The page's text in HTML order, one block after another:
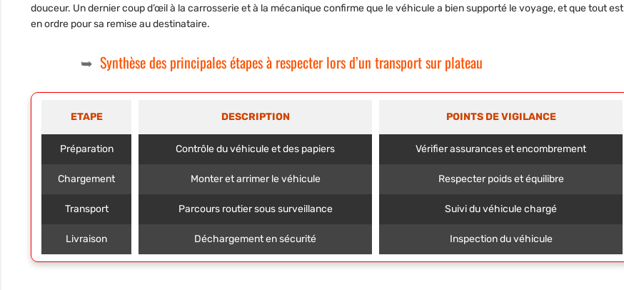
douceur. Un dernier coup d’œil à la carrosserie et à la mécanique confirme que le véhicule a bien supporté le voyage, et que tout est
en ordre pour sa remise au destinataire.
Synthèse des principales étapes à respecter lors d’un transport sur plateau
ETAPE DESCRIPTION POINTS DE VIGILANCE
Préparation Contrôle du véhicule et des papiers Vérifier assurances et encombrement
Chargement Monter et arrimer le véhicule Respecter poids et équilibre
Transport Parcours routier sous surveillance Suivi du véhicule chargé
Livraison Déchargement en sécurité Inspection du véhicule